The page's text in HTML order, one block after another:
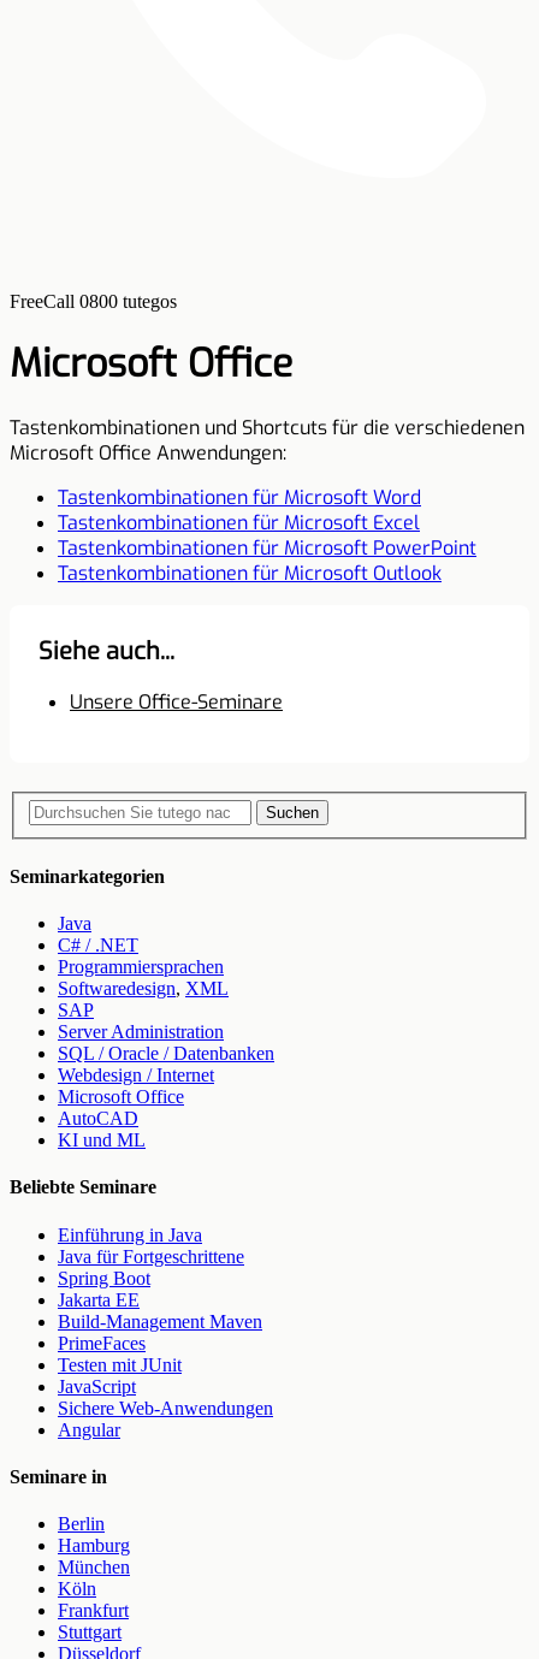
FreeCall 0800 tutegos
Microsoft Office
Tastenkombinationen und Shortcuts für die verschiedenen
Microsoft Office Anwendungen:
Tastenkombinationen für Microsoft Word
Tastenkombinationen für Microsoft Excel
Tastenkombinationen für Microsoft PowerPoint
Tastenkombinationen für Microsoft Outlook
Siehe auch...
Unsere Office-Seminare
Suchen
Seminarkategorien
Java
C# / .NET
Programmiersprachen
Softwaredesign, XML
SAP
Server Administration
SQL / Oracle / Datenbanken
Webdesign / Internet
Microsoft Office
AutoCAD
KI und ML
Beliebte Seminare
Einführung in Java
Java für Fortgeschrittene
Spring Boot
Jakarta EE
Build-Management Maven
PrimeFaces
Testen mit JUnit
JavaScript
Sichere Web-Anwendungen
Angular
Seminare in
Berlin
Hamburg
München
Köln
Frankfurt
Stuttgart
Düsseldorf